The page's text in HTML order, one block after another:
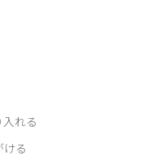
れる
ける